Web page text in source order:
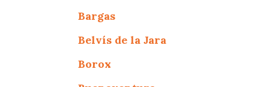
Bargas
Belvís de la Jara
Borox